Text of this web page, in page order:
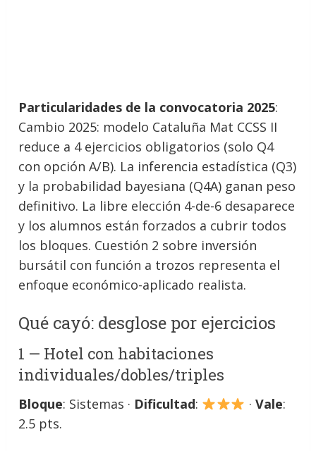
Particularidades de la convocatoria 2025:
Cambio 2025: modelo Cataluña Mat CCSS II
reduce a 4 ejercicios obligatorios (solo Q4
con opción A/B). La inferencia estadística (Q3)
y la probabilidad bayesiana (Q4A) ganan peso
definitivo. La libre elección 4-de-6 desaparece
y los alumnos están forzados a cubrir todos
los bloques. Cuestión 2 sobre inversión
bursátil con función a trozos representa el
enfoque económico-aplicado realista.
Qué cayó: desglose por ejercicios
1 — Hotel con habitaciones
individuales/dobles/triples
Bloque: Sistemas · Dificultad: · Vale:
2.5 pts.